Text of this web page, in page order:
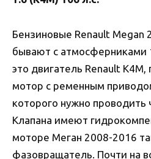
Бензиновые Renault Megan
бывают с атмосферниками
это двигатель Renault
мотор с ременным
которого нужно проводить
Клапана имеют
моторе Меган 2008-2016
фазовращатель. Почти на